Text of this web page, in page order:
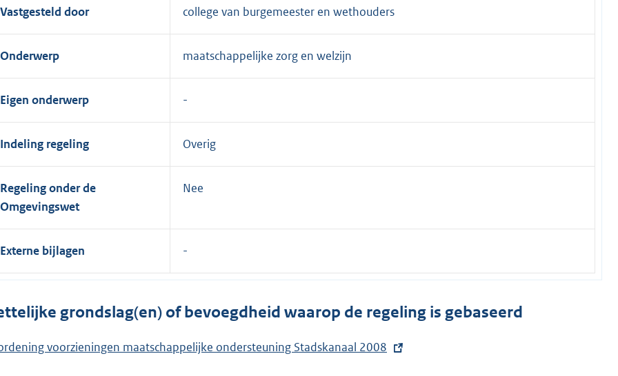
Vastgesteld door college van burgemeester en wethouders
Onderwerp maatschappelijke zorg en welzijn
Eigen onderwerp
Indeling regeling Overig
Regeling onder de
Omgevingswet
Nee
Externe bijlagen
grondslag(en) of bevoegdheid waarop de regeling is gebaseerd
voorzieningen maatschappelijke ondersteuning Stadskanaal 2008